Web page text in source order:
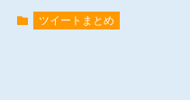
ツイートまとめ